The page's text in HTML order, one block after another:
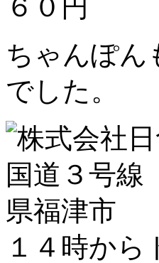
６０円
ちゃんぽん
でした。
１４時か